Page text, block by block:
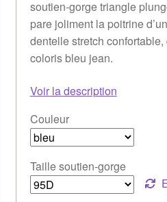
soutien-gorge triangle
pare joliment la poitrine
dentelle stretch
coloris bleu jean.
Voir la description
Couleur
Taille soutien-gorge